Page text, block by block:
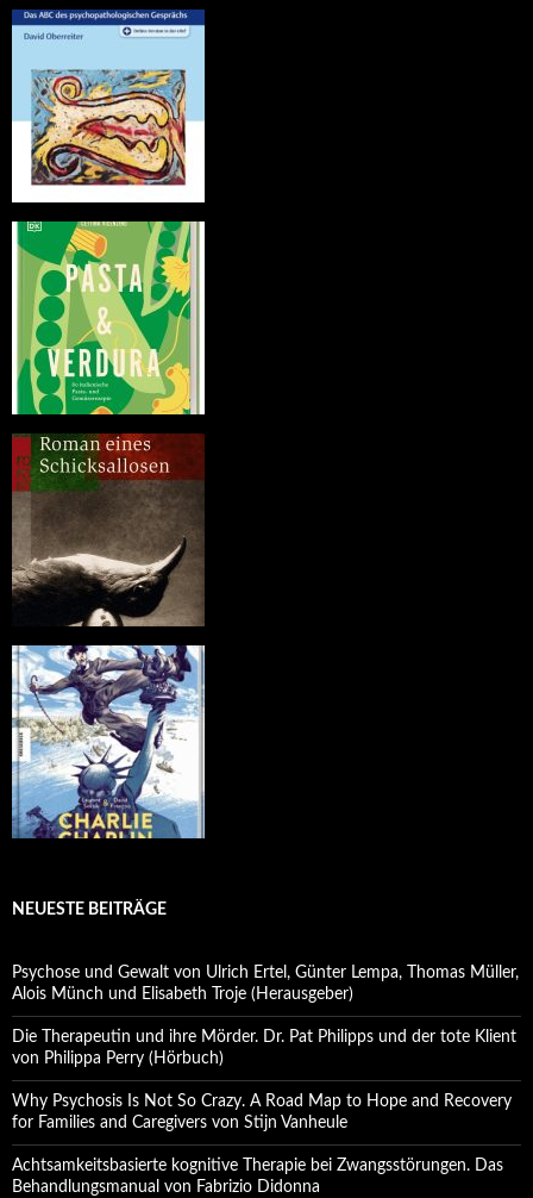
NEUESTE BEITRÄGE
Psychose und Gewalt von Ulrich Ertel, Günter Lempa, Thomas Müller,
Alois Münch und Elisabeth Troje (Herausgeber)
Die Therapeutin und ihre Mörder. Dr. Pat Philipps und der tote Klient
von Philippa Perry (Hörbuch)
Why Psychosis Is Not So Crazy. A Road Map to Hope and Recovery
for Families and Caregivers von Stijn Vanheule
Achtsamkeitsbasierte kognitive Therapie bei Zwangsstörungen. Das
Behandlungsmanual von Fabrizio Didonna